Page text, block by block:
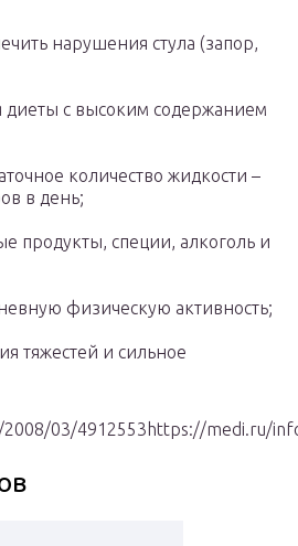
нарушения стула (запор,
диеты с высоким содержанием
количество жидкости –
в день;
продукты, специи, алкоголь и
физическую активность;
тяжестей и сильное
03/4912553https://medi.ru/